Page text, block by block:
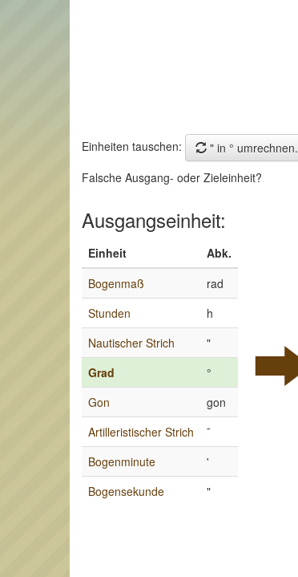
Einheiten tauschen:
" in ° umrechnen.
Falsche Ausgang- oder Zieleinheit?
Ausgangseinheit:
Einheit
Abk.
Bogenmaß
rad
Stunden
h
Nautischer Strich
"
Grad
°
Gon
gon
Artilleristischer Strich
¯
Bogenminute
'
Bogensekunde
"